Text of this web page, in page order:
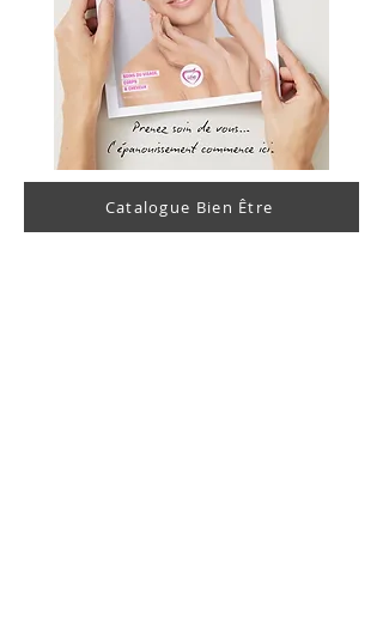
Catalogue Bien Être